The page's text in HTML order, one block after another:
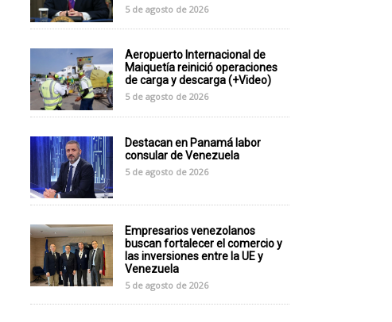
5 de agosto de 2026
Aeropuerto Internacional de
Maiquetía reinició operaciones
de carga y descarga (+Video)
5 de agosto de 2026
Destacan en Panamá labor
consular de Venezuela
5 de agosto de 2026
Empresarios venezolanos
buscan fortalecer el comercio y
las inversiones entre la UE y
Venezuela
5 de agosto de 2026